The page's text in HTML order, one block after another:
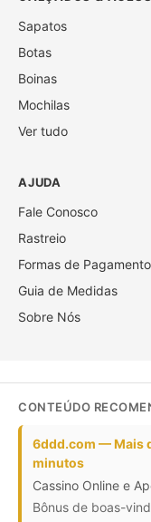
Sapatos
Botas
Boinas
Mochilas
Ver tudo
AJUDA
Fale Conosco
Rastreio
Formas de Pagamento
Guia de Medidas
Sobre Nós
CONTEÚDO
6ddd.com — Mais
minutos
Cassino Online e
Bônus de boas-